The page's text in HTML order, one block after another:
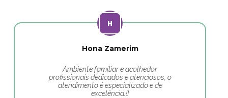
Hona Zamerim
Ambiente familiar e acolhedor
profissionais dedicados e atenciosos, o
atendimento é especializado e de
excelência.!!